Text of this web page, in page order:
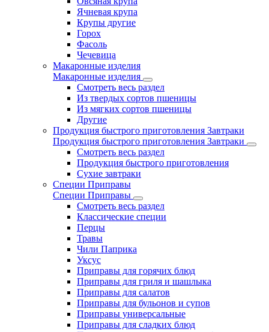
Ячневая крупа
Крупы другие
Горох
Фасоль
Чечевица
Макаронные изделия
Макаронные изделия
Смотреть весь раздел
Из твердых сортов пшеницы
Из мягких сортов пшеницы
Другие
Продукция быстрого приготовления Завтраки
Продукция быстрого приготовления Завтраки
Смотреть весь раздел
Продукция быстрого приготовления
Сухие завтраки
Специи Приправы
Специи Приправы
Смотреть весь раздел
Классические специи
Перцы
Травы
Чили Паприка
Уксус
Приправы для горячих блюд
Приправы для гриля и шашлыка
Приправы для салатов
Приправы для бульонов и супов
Приправы универсальные
Приправы для сладких блюд